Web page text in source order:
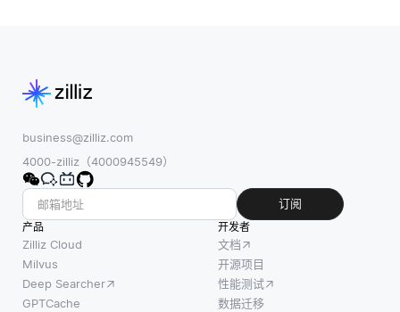
business@zilliz.com
4000-zilliz（4000945549）
订阅
产品
Zilliz Cloud
Milvus
Deep Searcher
GPTCache
开发者
文档
开源项目
性能测试
数据迁移